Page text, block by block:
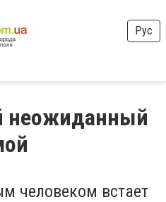
Рус
неожиданный
человеком встает